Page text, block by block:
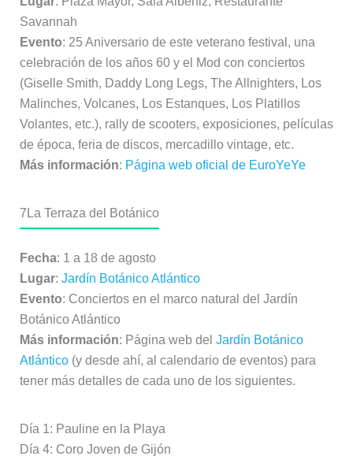
Savannah
Evento: 25 Aniversario de este veterano festival, una
celebración de los años 60 y el Mod con conciertos
(Giselle Smith, Daddy Long Legs, The Allnighters, Los
Malinches, Volcanes, Los Estanques, Los Platillos
Volantes, etc.), rally de scooters, exposiciones, películas
de época, feria de discos, mercadillo vintage, etc.
Más información: Página web oficial de EuroYeYe
7 La Terraza del Botánico
Fecha: 1 a 18 de agosto
Lugar: Jardín Botánico Atlántico
Evento: Conciertos en el marco natural del Jardín
Botánico Atlántico
Más información: Página web del Jardín Botánico
Atlántico(y desde ahí, al calendario de eventos) para
tener más detalles de cada uno de los siguientes.
Día 1: Pauline en la Playa
Día 4: Coro Joven de Gijón